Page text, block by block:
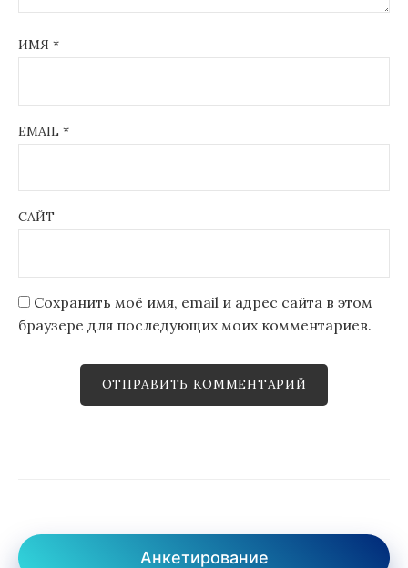
ИМЯ *
EMAIL *
САЙТ
Сохранить моё имя, email и адрес сайта в этом
браузере для последующих моих комментариев.
Анкетирование